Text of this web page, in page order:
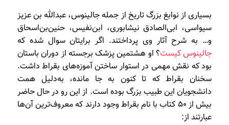
بسیاری از نوابغ بزرگ تاریخ از جمله جالینوس، عبدالله بن عزیز
سیواسی، ابی‌‌الصادق نیشابوری، ابن‌نفیس، حنین‌بن‌اسحاق
و… به شرح آثار وی پرداختند‌. اگر برایتان سوال شده که
جالینوس کیست؟ او هشتمین پزشک برجسته از دوران باستان
بود که نقش مهمی در استوار ساختن آموزه‌های بقراط داشت.
سخنان بقراط که تا کنون به جا مانده، به‌دلیل همت
دانشجویان این طبیب بزرگ بوده است. از این رو در حال حاضر
بیش از ۵۰ کتاب با نام بقراط وجود دارند که معروف‌ترین آن‌ها
عبارتند از: